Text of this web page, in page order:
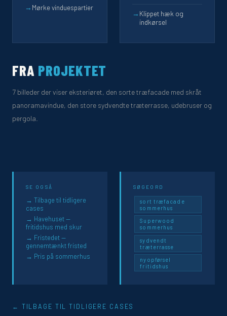
→ Mørke vinduespartier
→ Klippet hæk og
indkørsel
FRA PROJEKTET
7 billeder der viser eksteriøret, den sorte træfacade med skråt
panoramavindue, den store sydvendte træterrasse, udebruser og
pergola.
SE OGSÅ
→ Tilbage til tidligere
cases
→ Havehuset —
fritidshus med skur
→ Fristedet —
gennemtænkt fristed
→ Pris på sommerhus
SØGEORD
sort træfacade
sommerhus
Superwood
sommerhus
sydvendt
træterrasse
nyopførsel
fritidshus
← TILBAGE TIL TIDLIGERE CASES